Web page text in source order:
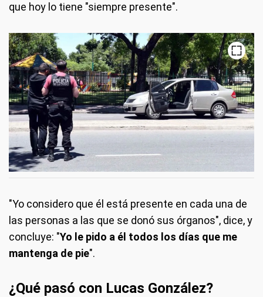
que hoy lo tiene "siempre presente".
"Yo considero que él está presente en cada una de
las personas a las que se donó sus órganos", dice, y
concluye: "Yo le pido a él todos los días que me
mantenga de pie".
¿Qué pasó con Lucas González?